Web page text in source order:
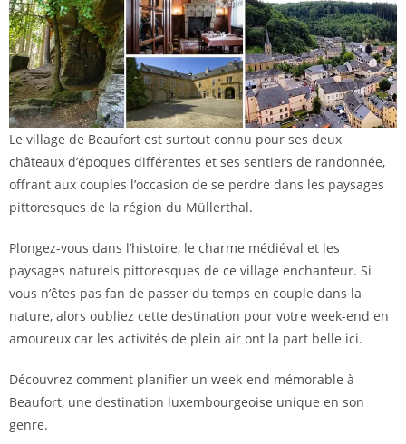
Le village de Beaufort est surtout connu pour ses deux
châteaux d’époques différentes et ses sentiers de randonnée,
offrant aux couples l’occasion de se perdre dans les paysages
pittoresques de la région du Müllerthal.
Plongez-vous dans l’histoire, le charme médiéval et les
paysages naturels pittoresques de ce village enchanteur. Si
vous n’êtes pas fan de passer du temps en couple dans la
nature, alors oubliez cette destination pour votre week-end en
amoureux car les activités de plein air ont la part belle ici.
Découvrez comment planifier un week-end mémorable à
Beaufort, une destination luxembourgeoise unique en son
genre.